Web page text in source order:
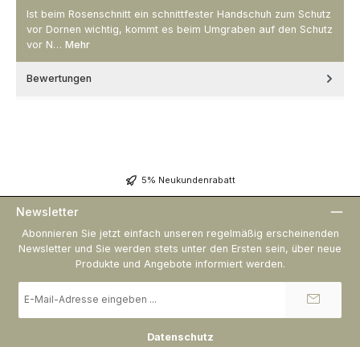
Ist beim Rosenschnitt ein schnittfester Handschuh zum Schutz
vor Dornen wichtig, kommt es beim Umgraben auf den Schutz
vor N… Mehr
Bewertungen
5% Neukundenrabatt
Newsletter
Abonnieren Sie jetzt einfach unseren regelmäßig erscheinenden
Newsletter und Sie werden stets unter den Ersten sein, über neue
Produkte und Angebote informiert werden.
Mail-
Datenschutz